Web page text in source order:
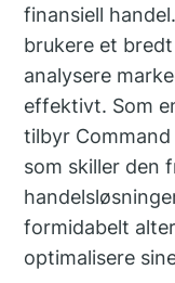
finansiell
brukere et
analysere
effektivt. Som
tilbyr
som skiller den
formidabelt
optimalisere